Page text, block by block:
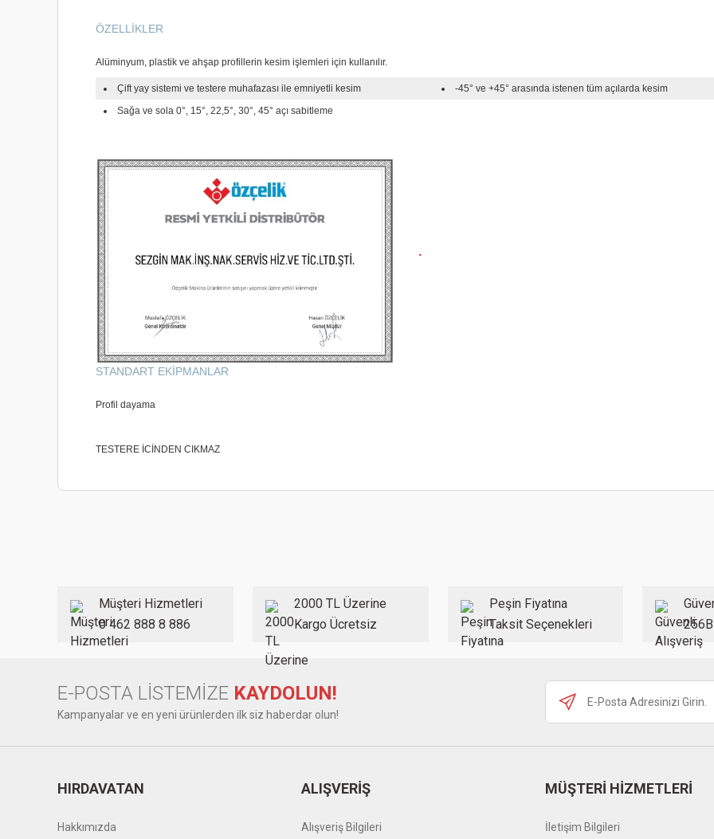
ÖZELLİKLER
Alüminyum, plastik ve ahşap profillerin kesim işlemleri için kullanılır.
Çift yay sistemi ve testere muhafazası ile emniyetli kesim
-45° ve +45° arasında istenen tüm açılarda kesim
Sağa ve sola 0°, 15°, 22,5°, 30°, 45° açı sabitleme
STANDART EKİPMANLAR
Profil dayama
TESTERE İCİNDEN CIKMAZ
Müşteri Hizmetleri
0 462 888 8 886
2000 TL Üzerine
Kargo Ücretsiz
Peşin Fiyatına
Taksit Seçenekleri
E-POSTA LİSTEMİZE KAYDOLUN!
Kampanyalar ve en yeni ürünlerden ilk siz haberdar olun!
HIRDAVATAN
Hakkımızda
ALIŞVERİŞ
Alışveriş Bilgileri
MÜŞTERİ HİZMETLERİ
İletişim Bilgileri